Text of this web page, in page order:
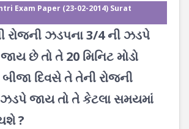
Exam Paper (23-02-2014) Surat
રોજની ઝડપના 3/4 ની ઝડપે
છે તો તે 20 મિનિટ મોડો
દિવસે તે તેની રોજની
જાય તો તે કેટલા સમયમાં
?